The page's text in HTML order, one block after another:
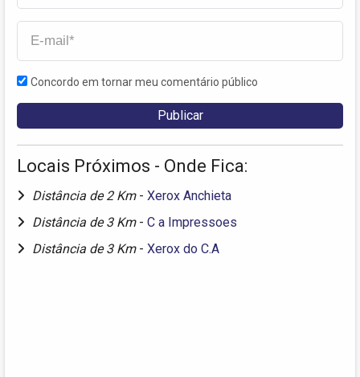
Concordo em tornar meu comentário público
Locais Próximos - Onde Fica:
Distância de 2 Km - Xerox Anchieta
Distância de 3 Km - C a Impressoes
Distância de 3 Km - Xerox do C.A